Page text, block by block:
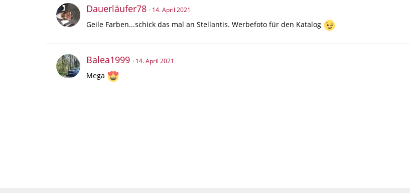
Dauerläufer78 14. April 2021
Geile Farben...schick das mal an Stellantis. Werbefoto für den Katalog
Balea1999 14. April 2021
Mega